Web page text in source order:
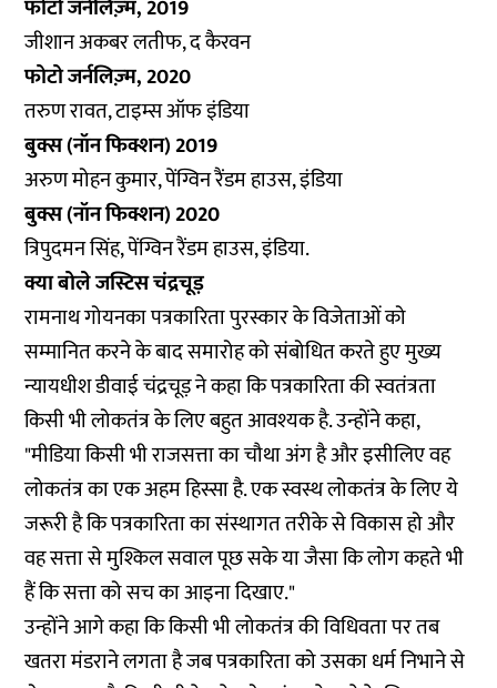
फोटो जर्नलिज़्म, 2019
जीशान अकबर लतीफ, द कैरवन
फोटो जर्नलिज़्म, 2020
तरुण रावत, टाइम्स ऑफ इंडिया
बुक्स (नॉन फिक्शन) 2019
अरुण मोहन कुमार, पेंग्विन रैंडम हाउस, इंडिया
बुक्स (नॉन फिक्शन) 2020
त्रिपुदमन सिंह, पेंग्विन रैंडम हाउस, इंडिया.
क्या बोले जस्टिस चंद्रचूड़
रामनाथ गोयनका पत्रकारिता पुरस्कार के विजेताओं को
सम्मानित करने के बाद समारोह को संबोधित करते हुए मुख्य
न्यायधीश डीवाई चंद्रचूड़ ने कहा कि पत्रकारिता की स्वतंत्रता
किसी भी लोकतंत्र के लिए बहुत आवश्यक है. उन्होंने कहा,
"मीडिया किसी भी राजसत्ता का चौथा अंग है और इसीलिए वह
लोकतंत्र का एक अहम हिस्सा है. एक स्वस्थ लोकतंत्र के लिए ये
जरूरी है कि पत्रकारिता का संस्थागत तरीके से विकास हो और
वह सत्ता से मुश्किल सवाल पूछ सके या जैसा कि लोग कहते भी
हैं कि सत्ता को सच का आइना दिखाए."
उन्होंने आगे कहा कि किसी भी लोकतंत्र की विधिवता पर तब
खतरा मंडराने लगता है जब पत्रकारिता को उसका धर्म निभाने से